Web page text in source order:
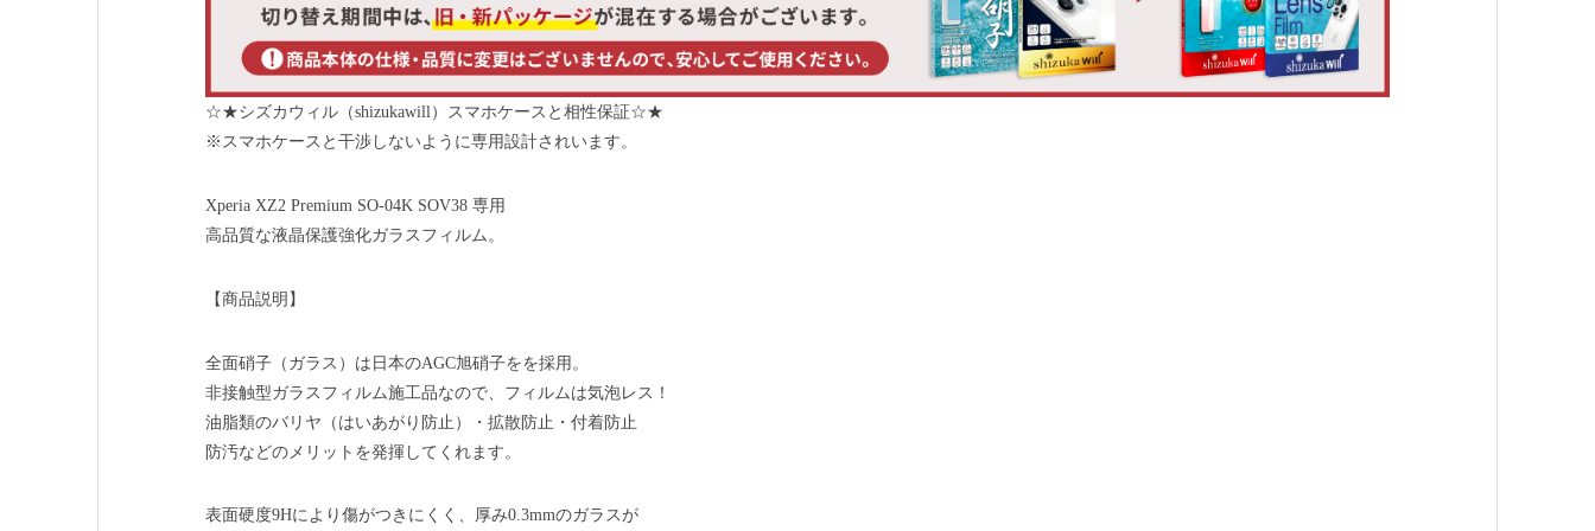
☆★シズカウィル（shizukawill）スマホケースと相性保証☆★
※スマホケースと干渉しないように専用設計されいます。
Xperia XZ2 Premium SO-04K SOV38 専用
高品質な液晶保護強化ガラスフィルム。
【商品説明】
全面硝子（ガラス）は日本のAGC旭硝子をを採用。
非接触型ガラスフィルム施工品なので、フィルムは気泡レス！
油脂類のバリヤ（はいあがり防止）・拡散防止・付着防止
防汚などのメリットを発揮してくれます。
表面硬度9Hにより傷がつきにくく、厚み0.3mmのガラスが